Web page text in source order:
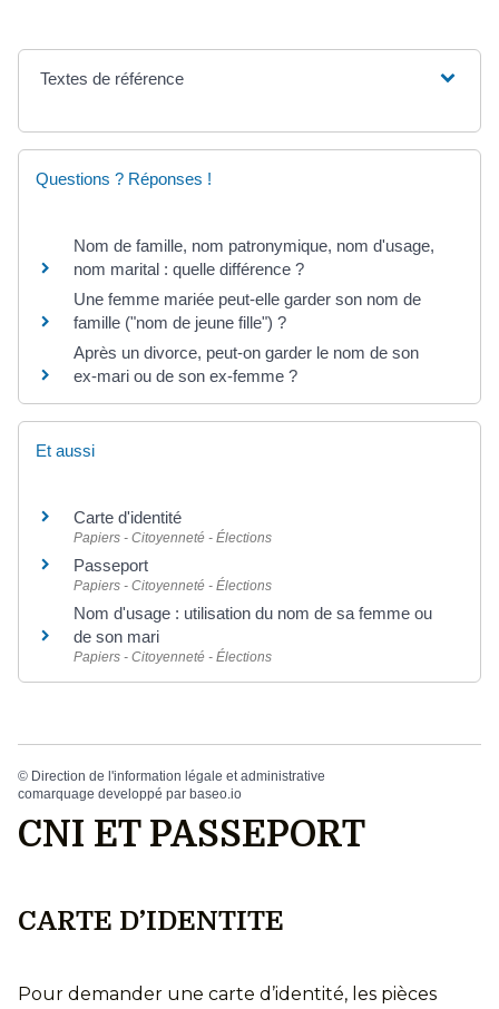
Textes de référence
Questions ? Réponses !
Nom de famille, nom patronymique, nom d'usage,
nom marital : quelle différence ?
Une femme mariée peut-elle garder son nom de
famille ("nom de jeune fille") ?
Après un divorce, peut-on garder le nom de son
ex-mari ou de son ex-femme ?
Et aussi
Carte d'identité
Papiers - Citoyenneté - Élections
Passeport
Papiers - Citoyenneté - Élections
Nom d'usage : utilisation du nom de sa femme ou
de son mari
Papiers - Citoyenneté - Élections
© Direction de l'information légale et administrative
comarquage developpé par baseo.io
CNI ET PASSEPORT
CARTE D’IDENTITE
Pour demander une carte d’identité, les pièces